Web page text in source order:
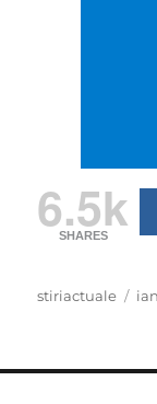
6.5k
SHARES
Author
stiriactuale